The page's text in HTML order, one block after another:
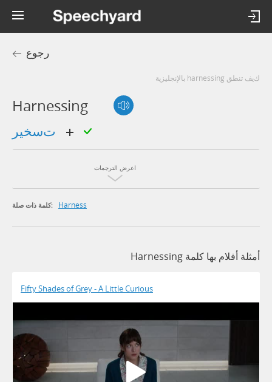
رجوع
كيف تنطق harnessing بالإنجليزية
Harnessing
اعرض الترجمات
كلمة ذات صلة: Harness
أمثلة أفلام بها كلمة Harnessing
Fifty Shades of Grey - A Little Curious